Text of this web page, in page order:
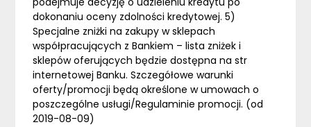
dokonaniu oceny zdolności kredytowej. 5)
Specjalne zniżki na zakupy w sklepach
współpracujących z Bankiem – lista zniżek i
sklepów oferujących będzie dostępna na str
internetowej Banku. Szczegółowe warunki
oferty/promocji będą określone w umowach o
poszczególne usługi/Regulaminie promocji. (od
2019-08-09)